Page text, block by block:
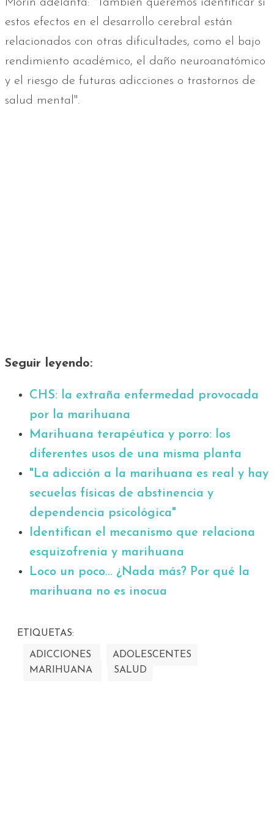
estos efectos en el desarrollo cerebral están
relacionados con otras dificultades, como el bajo
rendimiento académico, el daño neuroanatómico
y el riesgo de futuras adicciones o trastornos de
salud mental".
Seguir leyendo:
CHS: la extraña enfermedad provocada
por la marihuana
Marihuana terapéutica y porro: los
diferentes usos de una misma planta
"La adicción a la marihuana es real y hay
secuelas físicas de abstinencia y
dependencia psicológica"
Identifican el mecanismo que relaciona
esquizofrenia y marihuana
Loco un poco... ¿Nada más? Por qué la
marihuana no es inocua
ETIQUETAS:
ADICCIONES
ADOLESCENTES
MARIHUANA
SALUD